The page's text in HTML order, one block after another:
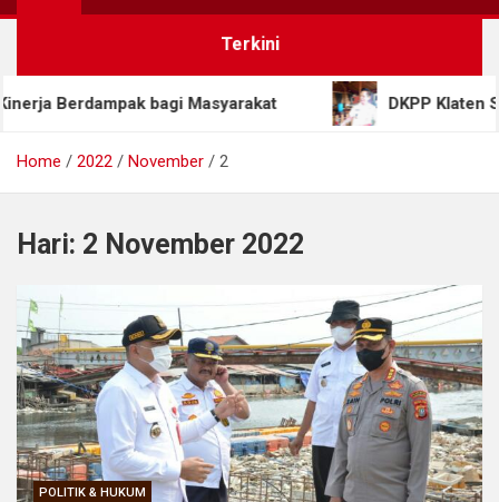
Terkini
bagi Masyarakat DKPP Klaten
Home 2022 November 2
Hari: 2 November 2022
POLITIK & HUKUM